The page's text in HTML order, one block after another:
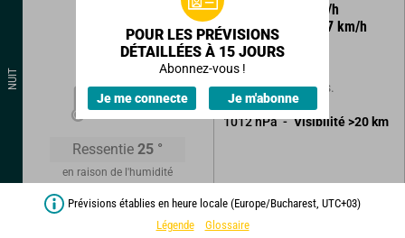
NUIT
22°
Ressentie 25 °
en raison de l'humidité
km/h
Rafales à
7 km/h
Ciel clair.
Sans précipitations.
1012hPa Visibilité >20 km
POUR LES PRÉVISIONS
DÉTAILLÉES À 15 JOURS
Abonnez-vous !
Je me connecte Je m'abonne
Prévisions établies en heure locale (Europe/Bucharest, UTC+03)
Légende
Glossaire